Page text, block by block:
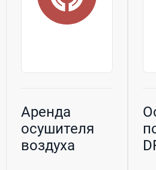
Аренда
осушителя
воздуха